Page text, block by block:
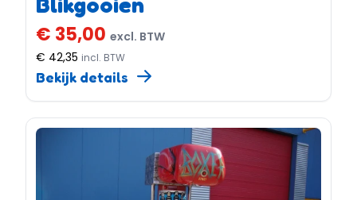
€ 35,00 excl. BTW
€ 42,35 incl. BTW
Bekijk details